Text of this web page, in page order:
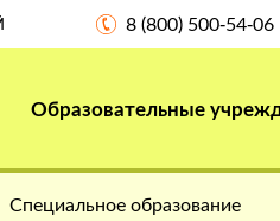
8 (800) 500-54-06
Образовательные
Специальное образование